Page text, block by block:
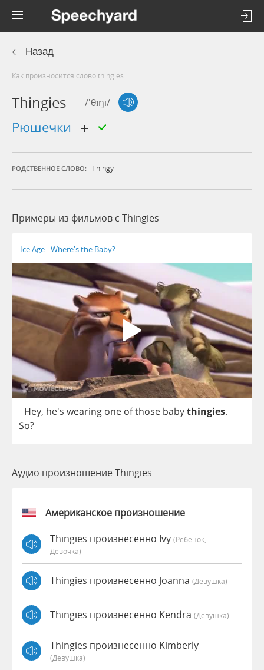
Назад
Как произносится слово thingies
Thingies /'θɪŋi/
рюшечки
РОДСТВЕННОЕ СЛОВО: Thingy
Примеры из фильмов c Thingies
Ice Age - Where's the Baby?
- Hey, he's wearing one ofthose babythingies. -
So?
Аудио произношение Thingies
Американское произношение
Thingies произнесенно Ivy (Ребёнок,
Девочка)
Thingies произнесенно Joanna (девушка)
Thingies произнесенно Kendra (девушка)
Thingies произнесенно Kimberly
(девушка)